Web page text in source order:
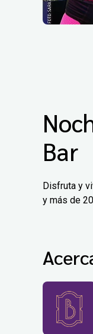
Bar
Disfruta y
y más de